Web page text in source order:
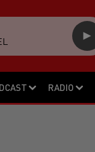
RADIO